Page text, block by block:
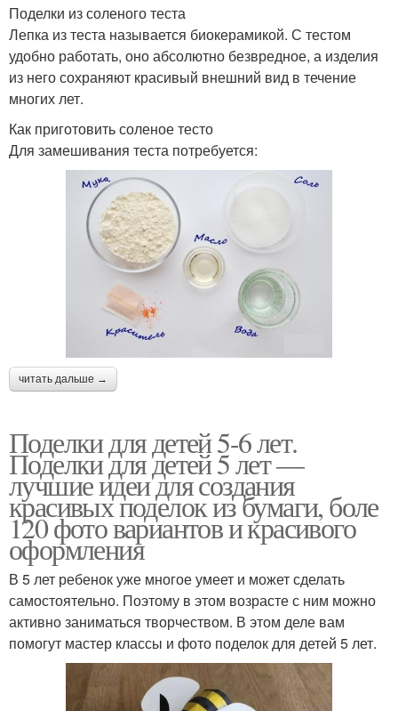
Поделки из соленого теста
Лепка из теста называется биокерамикой. С тестом
удобно работать, оно абсолютно безвредное, а изделия
из него сохраняют красивый внешний вид в течение
многих лет.
Как приготовить соленое тесто
Для замешивания теста потребуется:
читать дальше →
Поделки для детей 5-6 лет.
Поделки для детей 5 лет —
лучшие идеи для создания
красивых поделок из бумаги, боле
120 фото вариантов и красивого
оформления
В 5 лет ребенок уже многое умеет и может сделать
самостоятельно. Поэтому в этом возрасте с ним можно
активно заниматься творчеством. В этом деле вам
помогут мастер классы и фото поделок для детей 5 лет.